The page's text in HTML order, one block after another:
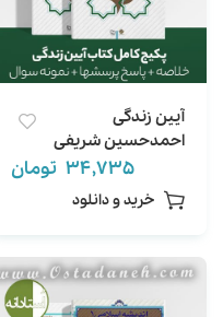
آیین زندگی
احمدحسین شریفی
ویراست دوم خلاصه +
جواب سوالات فصل +
نمونه سوال
34,735 تومان
خرید و دانلود